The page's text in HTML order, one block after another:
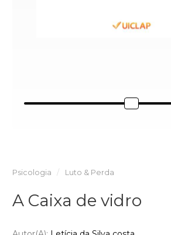
Psicologia Luto & Perda
A Caixa de vidro